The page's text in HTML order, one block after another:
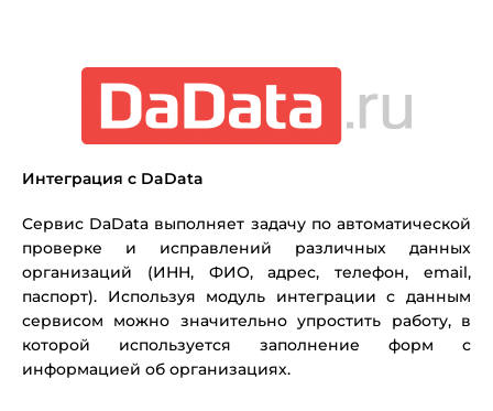
Интеграция с DaData
Сервис DaData выполняет задачу по автоматической
проверке и исправлений различных данных
организаций (ИНН, ФИО, адрес, телефон, email,
паспорт). Используя модуль интеграции с данным
сервисом можно значительно упростить работу, в
которой используется заполнение форм с
информацией об организациях.